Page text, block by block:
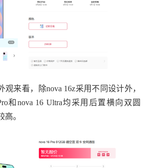
来看，除nova 16z采用不同设计外，
和nova 16 Ultra均采用后置横向双圆
高。